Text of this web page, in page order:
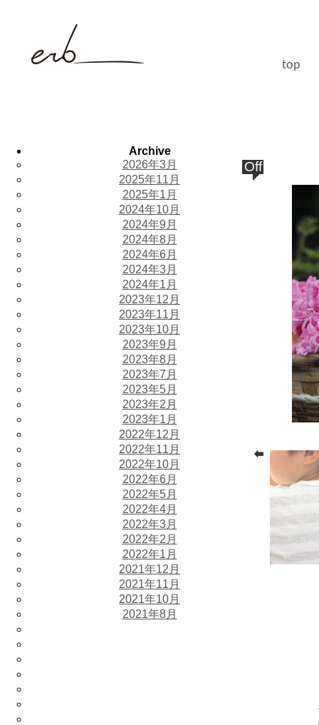
top
Off
Archive
2026年3月
2025年11月
2025年1月
2024年10月
2024年9月
2024年8月
2024年6月
2024年3月
2024年1月
2023年12月
2023年11月
2023年10月
2023年9月
2023年8月
2023年7月
2023年5月
2023年2月
2023年1月
2022年12月
2022年11月
2022年10月
2022年6月
2022年5月
2022年4月
2022年3月
2022年2月
2022年1月
2021年12月
2021年11月
2021年10月
2021年8月